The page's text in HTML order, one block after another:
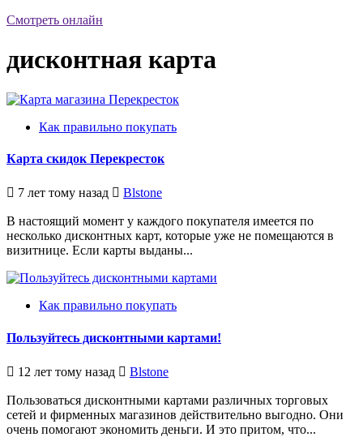
Смотреть онлайн
дисконтная карта
Как правильно покупать
Карта скидок Перекресток
7 лет тому назад Blstone
В настоящий момент у каждого покупателя имеется по
несколько дисконтных карт, которые уже не помещаются в
визитнице. Если карты выданы...
Как правильно покупать
Пользуйтесь дисконтными картами!
12 лет тому назад Blstone
Пользоваться дисконтными картами различных торговых
сетей и фирменных магазинов действительно выгодно. Они
очень помогают экономить деньги. И это притом, что...